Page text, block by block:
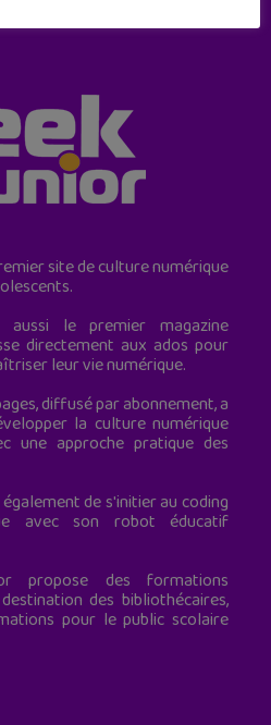
site de culture numérique
aussi le premier magazine
directement aux ados pour
leur vie numérique.
diffusé par abonnement, a
la culture numérique
une approche pratique des
de s'initier au coding
avec son robot éducatif
propose des formations
des bibliothécaires,
pour le public scolaire